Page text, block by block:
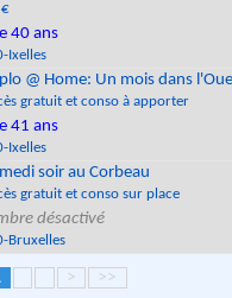
40 ans
-Ixelles
@ Home: Un mois dans
gratuit et conso à apporter
41 ans
-Ixelles
soir au Corbeau
gratuit et conso sur place
désactivé
-Bruxelles
> >>